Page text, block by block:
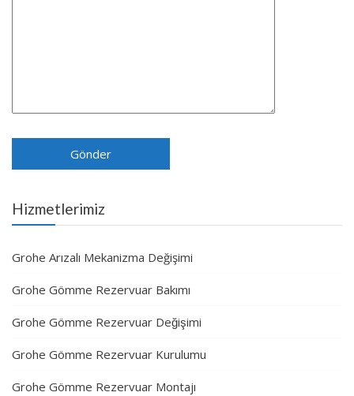
Hizmetlerimiz
Grohe Arızalı Mekanizma Değişimi
Grohe Gömme Rezervuar Bakımı
Grohe Gömme Rezervuar Değişimi
Grohe Gömme Rezervuar Kurulumu
Grohe Gömme Rezervuar Montajı